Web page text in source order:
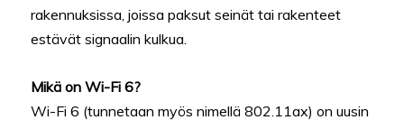
rakennuksissa, joissa paksut seinät tai rakenteet
estävät signaalin kulkua.
Mikä on Wi-Fi 6?
Wi-Fi 6 (tunnetaan myös nimellä 802.11ax) on uusin